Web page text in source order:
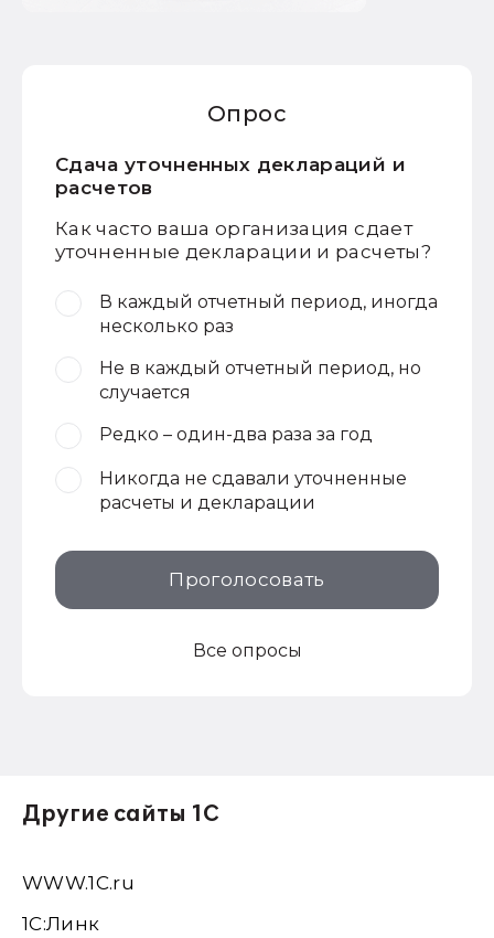
Опрос
Сдача уточненных деклараций и
расчетов
Как часто ваша организация сдает
уточненные декларации и расчеты?
В каждый отчетный период, иногда
несколько раз
Не в каждый отчетный период, но
случается
Редко – один-два раза за год
Никогда не сдавали уточненные
расчеты и декларации
Проголосовать
Все опросы
Другие сайты 1С
WWW.1С.ru
1С:Линк